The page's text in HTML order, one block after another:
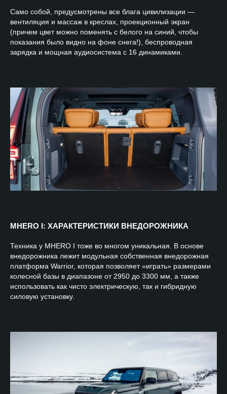
Само собой, предусмотрены все блага цивилизации —
вентиляция и массаж в креслах, проекционный экран
(причем цвет можно поменять с белого на синий, чтобы
показания было видно на фоне снега!), беспроводная
зарядка и мощная аудиосистема с 16 динамиками.
MHERO I: ХАРАКТЕРИСТИКИ ВНЕДОРОЖНИКА
Техника у MHERO I тоже во многом уникальная. В основе
внедорожника лежит модульная собственная внедорожная
платформа Warrior, которая позволяет «играть» размерами
колесной базы в диапазоне от 2950 до 3300 мм, а также
использовать как чисто электрическую, так и гибридную
силовую установку.